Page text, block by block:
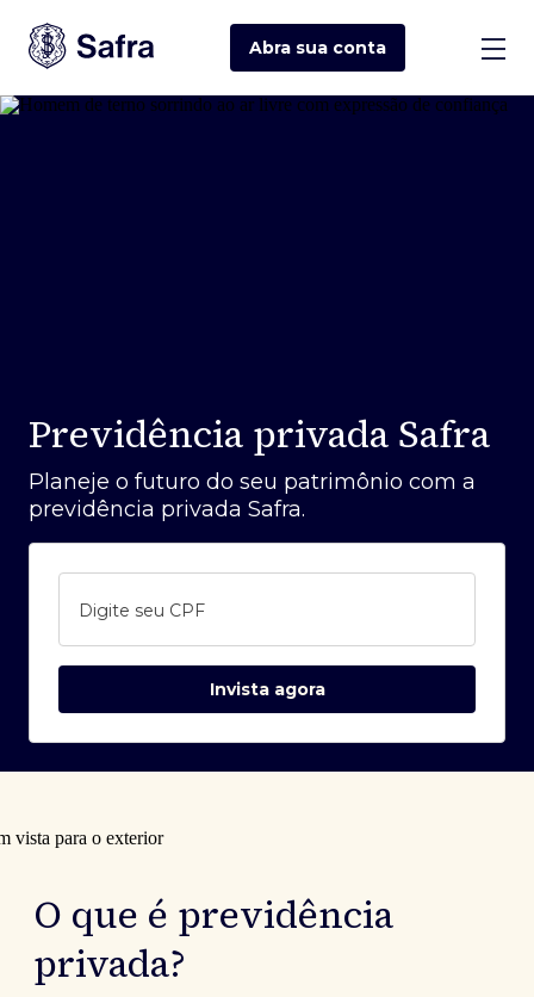
Abra sua conta
Previdência privada Safra
Planeje o futuro do seu patrimônio com a
previdência privada Safra.
Digite seu CPF
Invista agora
O que é previdência
privada?